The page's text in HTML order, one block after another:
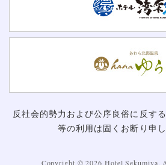
反社会的勢力および公序良俗に反す
等の利用は固くお断り申し
Copyright ©2026 Hotel Sekumiya.